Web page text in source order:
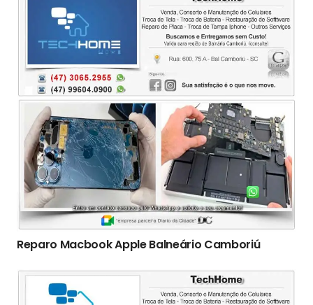
Reparo Macbook Apple Balneário Camboriú